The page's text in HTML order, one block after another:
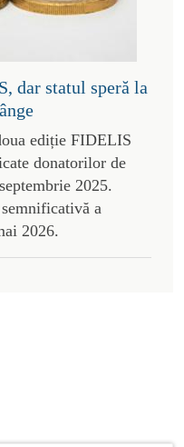
dar statul speră la
ediție FIDELIS
donatorilor de
2025.
a
2026.